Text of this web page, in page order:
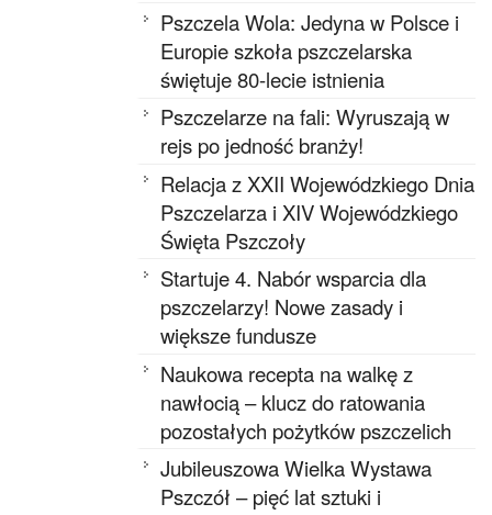
Pszczela Wola: Jedyna w Polsce i
Europie szkoła pszczelarska
świętuje 80-lecie istnienia
Pszczelarze na fali: Wyruszają w
rejs po jedność branży!
Relacja z XXII Wojewódzkiego Dnia
Pszczelarza i XIV Wojewódzkiego
Święta Pszczoły
Startuje 4. Nabór wsparcia dla
pszczelarzy! Nowe zasady i
większe fundusze
Naukowa recepta na walkę z
nawłocią – klucz do ratowania
pozostałych pożytków pszczelich
Jubileuszowa Wielka Wystawa
Pszczół – pięć lat sztuki i